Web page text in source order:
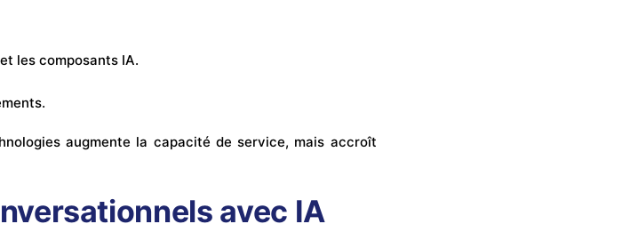
les composants IA.
augmente la capacité de service, mais accroît
avec IA